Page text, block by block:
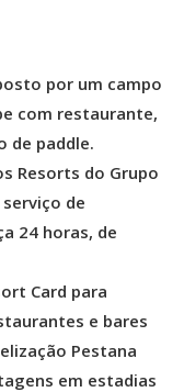
por um campo
com restaurante,
de paddle.
Resorts do Grupo
de
24 horas, de
Card para
e bares
Pestana
em estadias